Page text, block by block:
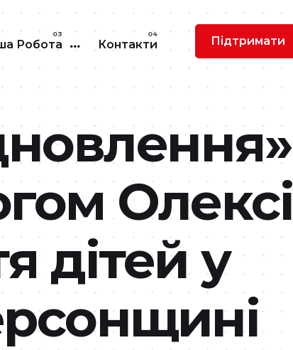
вмісту
Робота Контакти Підтримати
дітей у